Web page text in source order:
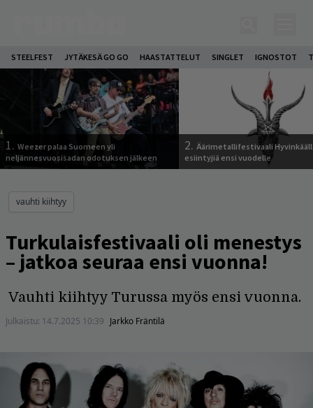
STEELFEST JYTÄKESÄ GO GO HAASTATTELUT SINGLET IGNOSTOT
1. Weezer palaa Suomeen yli
neljännesvuosisadan odotuksen jälkeen
2. Äärimetallifestivaali
esiintyjiä ensi vuodelle
vauhti kiihtyy
Turkulaisfestivaali oli menestys
– jatkoa seuraa ensi vuonna!
Vauhti kiihtyy Turussa myös ensi vuonna.
Julkaistu: 14.7.2025 10:39 Jarkko Fräntilä